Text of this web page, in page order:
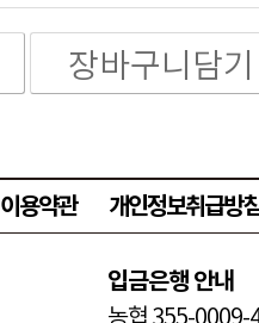
장바구니담기
이용약관 개인정보취급방
입금은행 안내